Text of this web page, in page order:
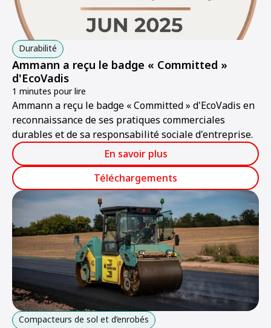
Durabilité
Ammann a reçu le badge « Committed »
d'EcoVadis
1 minutes pour lire
Ammann a reçu le badge « Committed » d'EcoVadis en
reconnaissance de ses pratiques commerciales
durables et de sa responsabilité sociale d'entreprise.
En savoir plus
Téléchargements
Compacteurs de sol et d’enrobés